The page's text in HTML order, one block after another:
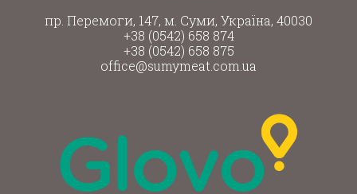
пр. Перемоги, 147, м. Суми, Україна, 40030
+38 (0542) 658 874
+38 (0542) 658 875
office@sumymeat.com.ua